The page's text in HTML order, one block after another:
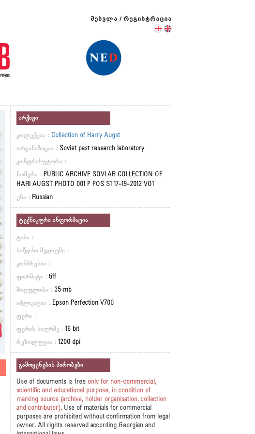
შესვლა / რეგისტრაცია
არქივი
კოლექცია : Collection of Harry Augst
ორგანიზაცია : Soviet past research laboratory
კონტრიბუტორი :
ნომერი : PUBLIC ARCHIVE SOVLAB COLLECTION OF
HARI AUGST PHOTO 001 P POS S1 17-19-2012 VO1
ენა : Russian
ტექნიკური ინფორმაცია
ტიპი :
საწყისი მედიუმი :
კომპრესია :
ფორმატი : tiff
მოცულობა : 35 mb
აპლიკაცია : Epson Perfection V700
ფერი :
ფერის სიღრმე : 16 bit
რეზოლუცია : 1200 dpi
გამოყენების პირობები
Use of documents is free only for non-commercial,
scientific and educational purpose, in condition of
marking source (archive, holder organisation, collection
and contributor). Use of materials for commercial
purposes are prohibited without confirmation from legal
owner. All rights reserved according Georgian and